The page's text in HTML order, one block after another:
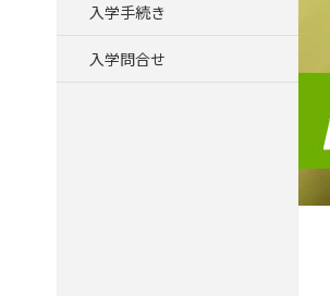
入学手続き
入学問合せ